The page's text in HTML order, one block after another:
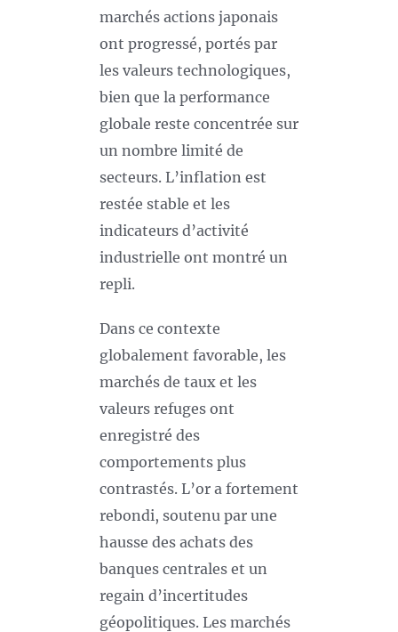
marchés actions japonais
ont progressé, portés par
les valeurs technologiques,
bien que la performance
globale reste concentrée sur
un nombre limité de
secteurs. L’inflation est
restée stable et les
indicateurs d’activité
industrielle ont montré un
repli.
Dans ce contexte
globalement favorable, les
marchés de taux et les
valeurs refuges ont
enregistré des
comportements plus
contrastés. L’or a fortement
rebondi, soutenu par une
hausse des achats des
banques centrales et un
regain d’incertitudes
géopolitiques. Les marchés